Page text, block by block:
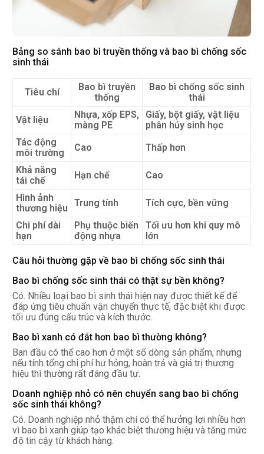
Bảng so sánh bao bì truyền thống và bao bì chống sốc
sinh thái
Tiêu chí
Bao bì truyền
thống
Bao bì chống sốc sinh
thái
Vật liệu
Nhựa, xốp EPS,
màng PE
Giấy, bột giấy, vật liệu
phân hủy sinh học
Tác động
môi trường
Cao
Thấp hơn
Khả năng
tái chế
Hạn chế
Cao
Hình ảnh
thương hiệu
Trung tính
Tích cực, bền vững
Chi phí dài
hạn
Phụ thuộc biến
động nhựa
Tối ưu hơn khi quy mô
lớn
Câu hỏi thường gặp về bao bì chống sốc sinh thái
Bao bì chống sốc sinh thái có thật sự bền không?
Có. Nhiều loại bao bì sinh thái hiện nay được thiết kế để
đáp ứng tiêu chuẩn vận chuyển thực tế, đặc biệt khi được
tối ưu đúng cấu trúc và kích thước.
Bao bì xanh có đắt hơn bao bì thường không?
Ban đầu có thể cao hơn ở một số dòng sản phẩm, nhưng
nếu tính tổng chi phí hư hỏng, hoàn trả và giá trị thương
hiệu thì thường rất đáng đầu tư.
Doanh nghiệp nhỏ có nên chuyển sang bao bì chống
sốc sinh thái không?
Có. Doanh nghiệp nhỏ thậm chí có thể hưởng lợi nhiều hơn
vì bao bì xanh giúp tạo khác biệt thương hiệu và tăng mức
độ tin cậy từ khách hàng.